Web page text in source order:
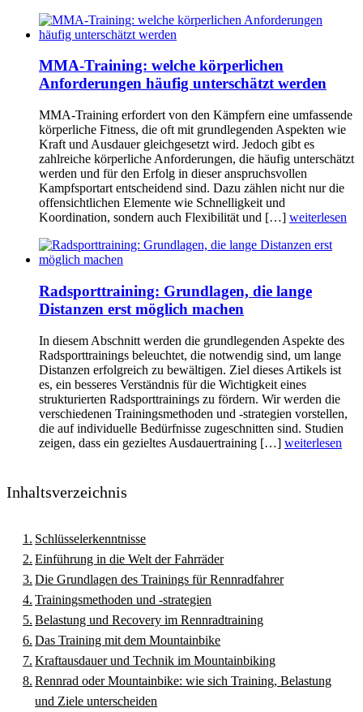
MMA-Training: welche körperlichen
Anforderungen häufig unterschätzt werden
MMA-Training erfordert von den Kämpfern eine umfassende
körperliche Fitness, die oft mit grundlegenden Aspekten wie
Kraft und Ausdauer gleichgesetzt wird. Jedoch gibt es
zahlreiche körperliche Anforderungen, die häufig unterschätzt
werden und für den Erfolg in dieser anspruchsvollen
Kampfsportart entscheidend sind. Dazu zählen nicht nur die
offensichtlichen Elemente wie Schnelligkeit und
Koordination, sondern auch Flexibilität und […] weiterlesen
Radsporttraining: Grundlagen, die lange
Distanzen erst möglich machen
In diesem Abschnitt werden die grundlegenden Aspekte des
Radsporttrainings beleuchtet, die notwendig sind, um lange
Distanzen erfolgreich zu bewältigen. Ziel dieses Artikels ist
es, ein besseres Verständnis für die Wichtigkeit eines
strukturierten Radsporttrainings zu fördern. Wir werden die
verschiedenen Trainingsmethoden und -strategien vorstellen,
die auf individuelle Bedürfnisse zugeschnitten sind. Studien
zeigen, dass ein gezieltes Ausdauertraining […] weiterlesen
Inhaltsverzeichnis
Schlüsselerkenntnisse
Einführung in die Welt der Fahrräder
Die Grundlagen des Trainings für Rennradfahrer
Trainingsmethoden und -strategien
Belastung und Recovery im Rennradtraining
Das Training mit dem Mountainbike
Kraftausdauer und Technik im Mountainbiking
Rennrad oder Mountainbike: wie sich Training, Belastung
und Ziele unterscheiden